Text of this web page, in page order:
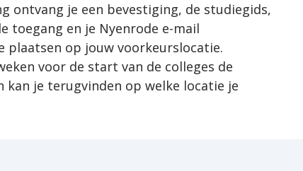
ontvang je een bevestiging, de studiegids,
toegang en je Nyenrode e-mail
plaatsen op jouw voorkeurslocatie.
voor de start van de colleges de
kan je terugvinden op welke locatie je